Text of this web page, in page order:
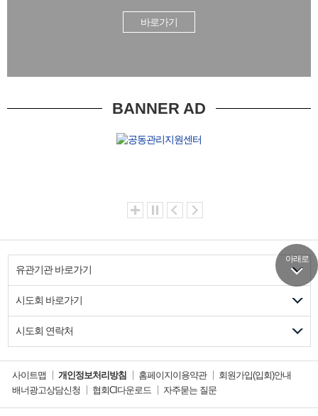
아래로
바로가기
BANNER AD
유관기관 바로가기
시도회 바로가기
시도회 연락처
사이트맵 개인정보처리방침 홈페이지이용약관
회원가입(입회)안내
배너광고상담신청
협회CI다운로드 자주묻는 질문